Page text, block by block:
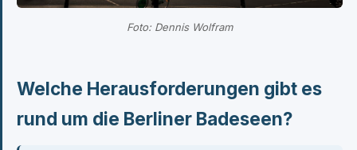
Foto: Dennis Wolfram
Welche Herausforderungen gibt es
rund um die Berliner Badeseen?